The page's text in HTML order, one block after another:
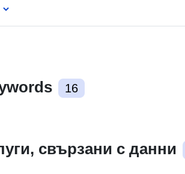
16
свързани с данни